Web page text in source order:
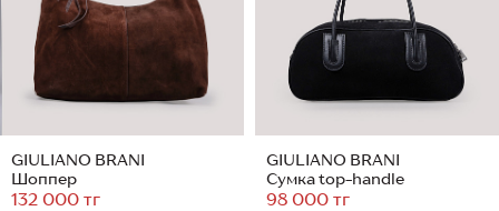
GIULIANO BRANI
Шоппер
132 000 тг
GIULIANO BRANI
Сумка top-handle
98 000 тг